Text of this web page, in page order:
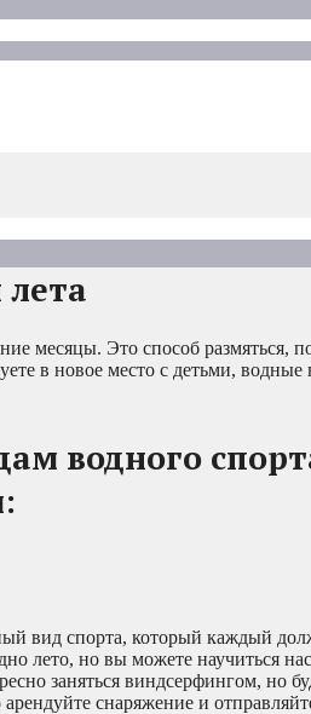
месяцы. Это способ размяться,
в новое место с детьми,
водного
вид спорта, который каждый
лето, но вы можете научиться
заняться виндсерфингом, но
снаряжение и